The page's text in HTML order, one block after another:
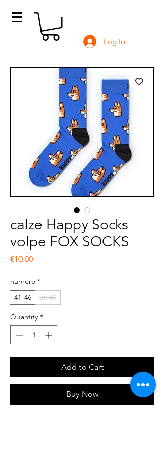
Log In
calze Happy Socks
volpe FOX SOCKS
€10.00Price
numero *
41-46
36-40
Quantity *
Add to Cart
Buy Now